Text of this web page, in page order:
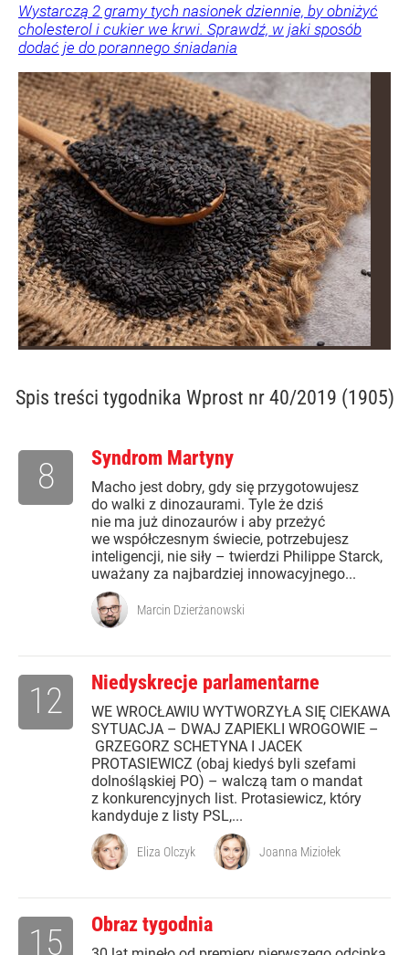
Wystarczą 2 gramy tych nasionek dziennie, by obniżyć
cholesterol i cukier we krwi. Sprawdź, w jaki sposób
dodać je do porannego śniadania
Spis treści tygodnika Wprost nr 40/2019 (1905)
Syndrom Martyny
Macho jest dobry, gdy się przygotowujesz
do walki z dinozaurami. Tyle że dziś
nie ma już dinozaurów i aby przeżyć
we współczesnym świecie, potrzebujesz
inteligencji, nie siły – twierdzi Philippe Starck,
uważany za najbardziej innowacyjnego...
8
Marcin Dzierżanowski
Niedyskrecje parlamentarne
WE WROCŁAWIU WYTWORZYŁA SIĘ CIEKAWA
SYTUACJA – DWAJ ZAPIEKLI WROGOWIE –
GRZEGORZ SCHETYNA I JACEK
PROTASIEWICZ (obaj kiedyś byli szefami
dolnośląskiej PO) – walczą tam o mandat
z konkurencyjnych list. Protasiewicz, który
kandyduje z listy PSL,...
12
Eliza Olczyk Joanna Miziołek
Obraz tygodnia
15